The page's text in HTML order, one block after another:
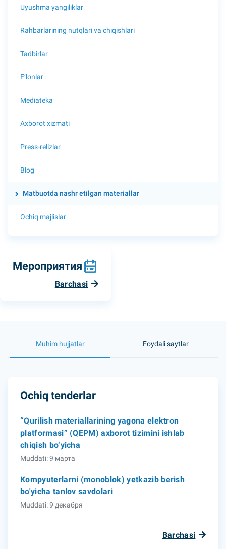
Uyushma yangiliklar
Rahbarlarining nutqlari va chiqishlari
Tadbirlar
E’lonlar
Mediateka
Axborot xizmati
Press-relizlar
Blog
Matbuotda nashr etilgan materiallar
Ochiq majlislar
Мероприятия
Barchasi
Muhim hujjatlar Foydali saytlar
Ochiq tenderlar
“Qurilish materiallarining yagona elektron
platformasi” (QEPM) axborot tizimini ishlab
chiqish bo‘yicha
Muddati: 9 марта
Kompyuterlarni (monoblok) yetkazib berish
bo'yicha tanlov savdolari
Muddati: 9 декабря
Barchasi